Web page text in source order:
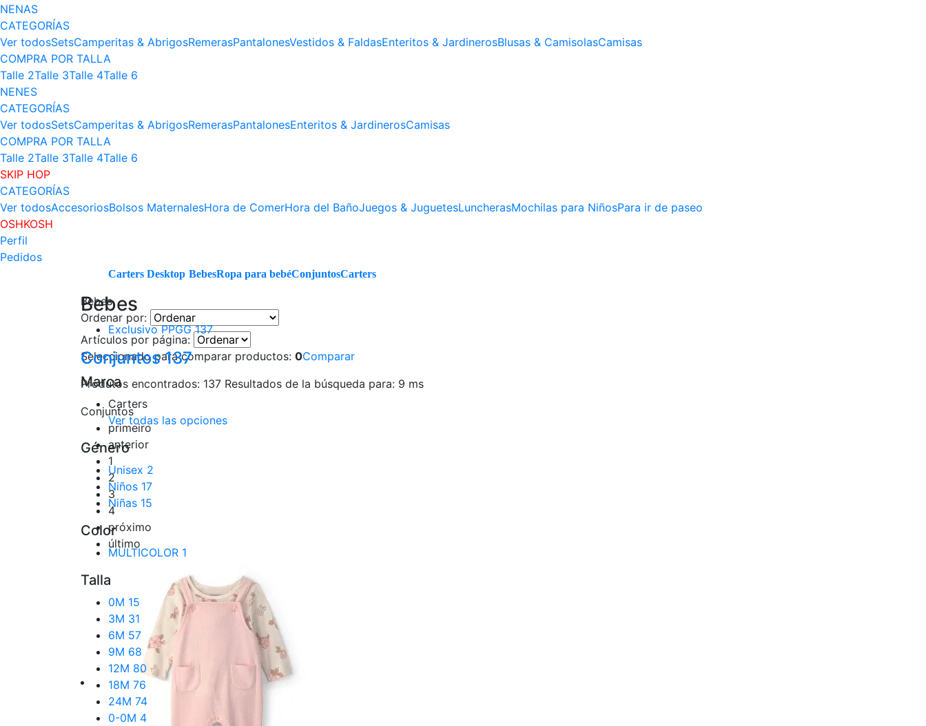
NENAS
CATEGORÍAS
Ver todosSetsCamperitas & AbrigosRemerasPantalonesVestidos & FaldasEnteritos & JardinerosBlusas & CamisolasCamisas
COMPRA POR TALLA
Talle 2Talle 3Talle 4Talle 6
NENES
CATEGORÍAS
Ver todosSetsCamperitas & AbrigosRemerasPantalonesEnteritos & JardinerosCamisas
COMPRA POR TALLA
Talle 2Talle 3Talle 4Talle 6
SKIP HOP
CATEGORÍAS
Ver todosAccesoriosBolsos MaternalesHora de ComerHora del BañoJuegos & JuguetesLuncherasMochilas para NiñosPara ir de paseo
OSHKOSH
Perfil
Pedidos
Carters Desktop BebesRopa para bebéConjuntosCarters
Bebes
Exclusivo PPGG137
Conjuntos137
Marca
Carters
Ver todas las opciones
Género
Unisex 2
Niños 17
Niñas 15
Color
MULTICOLOR 1
Talla
0M 15
3M 31
6M 57
9M 68
12M 80
18M 76
24M 74
0-0M 4
Bebes
Ordenar por:
Artículos por página:
Seleccionado para comparar productos: 0Comparar
Produtos encontrados: 137 Resultados de la búsqueda para: 9 ms
Conjuntos
primeiro
anterior
1
2
3
4
próximo
último